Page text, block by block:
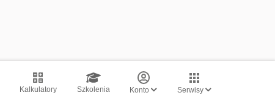
Kalkulatory Szkolenia Konto Serwisy